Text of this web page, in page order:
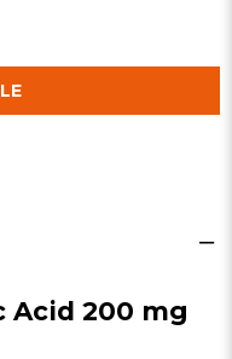
Acid 200 mg